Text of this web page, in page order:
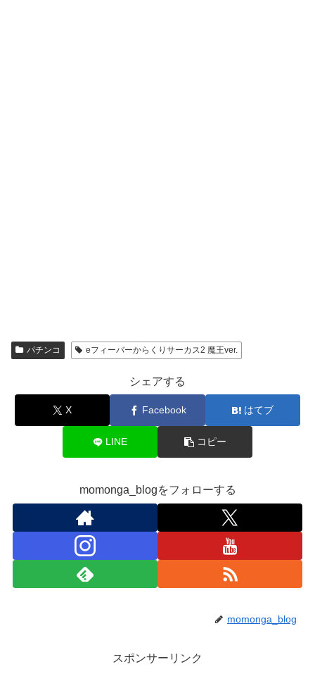
パチンコ eフィーバーからくりサーカス2 魔王ver.
シェアする
X Facebook はてブ
LINE コピー
momonga_blogをフォローする
momonga_blog
スポンサーリンク